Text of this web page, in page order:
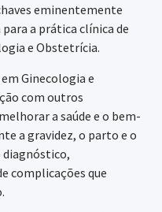
eminentemente
a prática clínica de
e Obstetrícia.
Ginecologia e
com outros
a saúde e o bem-
a gravidez, o parto e o
diagnóstico,
complicações que